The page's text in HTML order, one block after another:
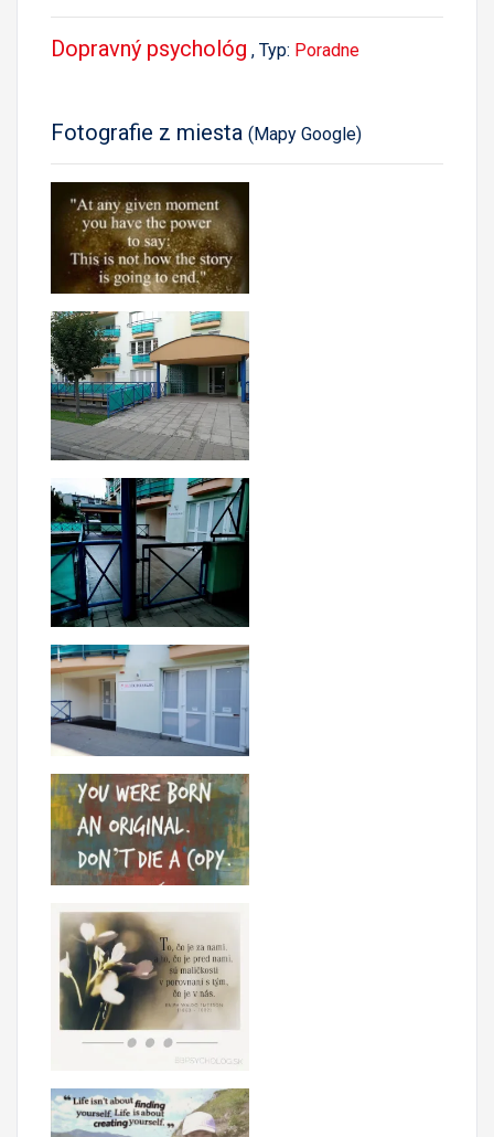
Dopravný psychológ , Typ: Poradne
Fotografie z miesta (Mapy Google)